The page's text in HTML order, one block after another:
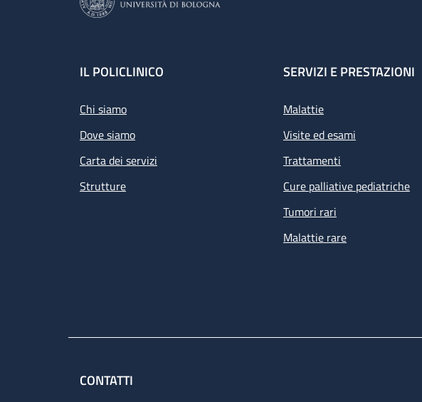
Footer
IL POLICLINICO
Chi siamo
Dove siamo
Carta dei servizi
Strutture
SERVIZI E PRESTAZIONI
Malattie
Visite ed esami
Trattamenti
Cure palliative pediatriche
Tumori rari
Malattie rare
CONTATTI